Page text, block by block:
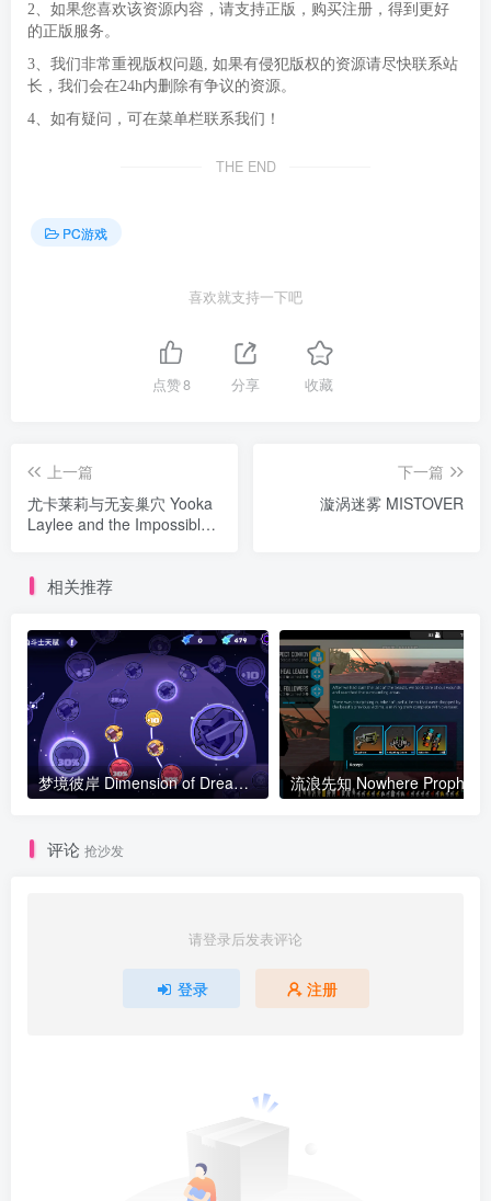
2、如果您喜欢该资源内容，请支持正版，购买注册，得到更好
的正版服务。
3、我们非常重视版权问题, 如果有侵犯版权的资源请尽快联系站
长，我们会在24h内删除有争议的资源。
4、如有疑问，可在菜单栏联系我们！
THE END
PC游戏
喜欢就支持一下吧
点赞8 分享 收藏
上一篇
尤卡莱莉与无妄巢穴 Yooka
Laylee and the Impossible
下一篇
漩涡迷雾 MISTOVER
相关推荐
梦境彼岸 Dimension of Dreams 完整版 官方中文
评论 抢沙发
请登录后发表评论
登录 注册